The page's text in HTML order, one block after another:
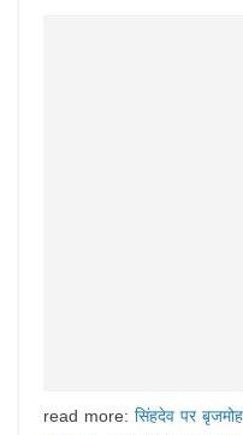
read more:सिंहदेव पर